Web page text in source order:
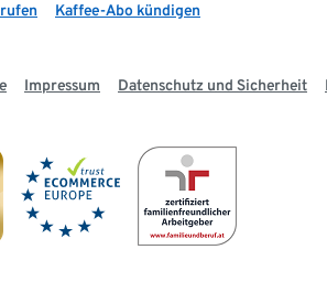
Kaffee-Abo kündigen
Impressum Datenschutz und Sicherheit